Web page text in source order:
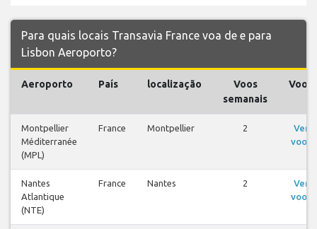
Para quais locais Transavia France voa de e para
Lisbon Aeroporto?
Aeroporto País localização
Voos
semanais
Voos
Montpellier
Méditerranée
(MPL)
France Montpellier 2
Ver
voos
Nantes
Atlantique
(NTE)
France Nantes 2
Ver
voos